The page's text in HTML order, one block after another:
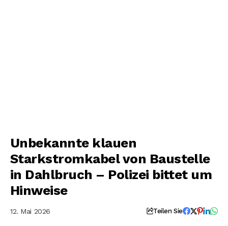
Unbekannte klauen
Starkstromkabel von Baustelle
in Dahlbruch – Polizei bittet um
Hinweise
12. Mai 2026 Teilen Sie